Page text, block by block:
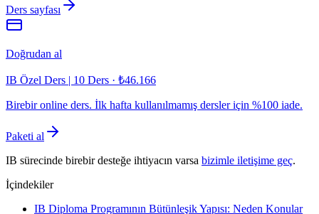
Ders sayfası
Doğrudan al
IB Özel Ders | 10 Ders · ₺46.166
Birebir online ders. İlk hafta kullanılmamış dersler için %100 iade.
Paketi al
IB sürecinde birebir desteğe ihtiyacın varsa bizimle iletişime geç.
İçindekiler
IB Diploma Programının Bütünleşik Yapısı: Neden Konular